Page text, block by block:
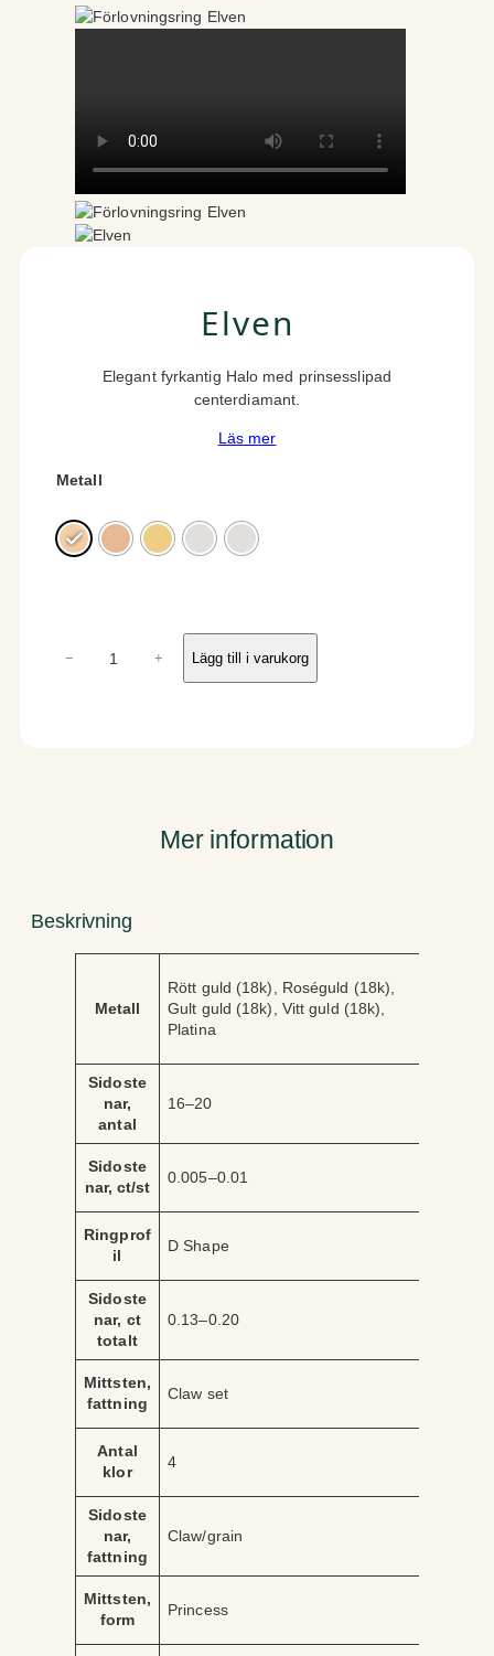
Elven
Elegant fyrkantig Halo med prinsesslipad
centerdiamant.
Läs mer
Metall
− + Lägg till i varukorg
Mer information
Beskrivning
t
ä
e
Metall
Rött guld (18k), Roséguld (18k),
Gult guld (18k), Vitt guld (18k),
Platina
Sidoste
nar,
antal
16–20
Sidoste
nar, ct/st
0.005–0.01
Ringprof
il
D Shape
Sidoste
nar, ct
totalt
0.13–0.20
Mittsten,
fattning
Claw set
Antal
klor
4
Sidoste
nar,
fattning
Claw/grain
Mittsten,
form
Princess